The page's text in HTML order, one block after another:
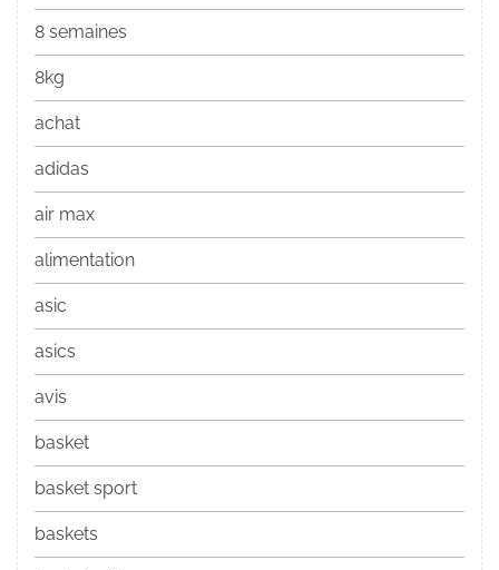
8 semaines
8kg
achat
adidas
air max
alimentation
asic
asics
avis
basket
basket sport
baskets